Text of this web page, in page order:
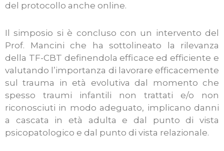
del protocollo anche online.
Il simposio si è concluso con un intervento del
Prof. Mancini che ha sottolineato la rilevanza
della TF-CBT definendola efficace ed efficiente e
valutando l’importanza di lavorare efficacemente
sul trauma in età evolutiva dal momento che
spesso traumi infantili non trattati e/o non
riconosciuti in modo adeguato, implicano danni
a cascata in età adulta e dal punto di vista
psicopatologico e dal punto di vista relazionale.